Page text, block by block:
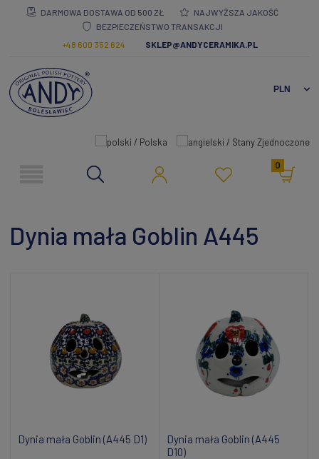
DARMOWA DOSTAWA OD 500 ZŁ
NAJWYŻSZA JAKOŚĆ
BEZPIECZEŃSTWO TRANSAKCJI
+48 600 352 624
SKLEP@ANDYCERAMIKA.PL
0
Dynia mała Goblin A445
Dynia mała Goblin (A445 D1)
Dynia mała Goblin (A445
D10)